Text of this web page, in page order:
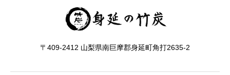
〒409-2412 山梨県南巨摩郡身延町角打2635-2